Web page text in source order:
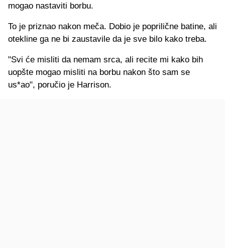
mogao nastaviti borbu.
To je priznao nakon meča. Dobio je poprilične batine, ali
otekline ga ne bi zaustavile da je sve bilo kako treba.
"Svi će misliti da nemam srca, ali recite mi kako bih
uopšte mogao misliti na borbu nakon što sam se
us*ao", poručio je Harrison.